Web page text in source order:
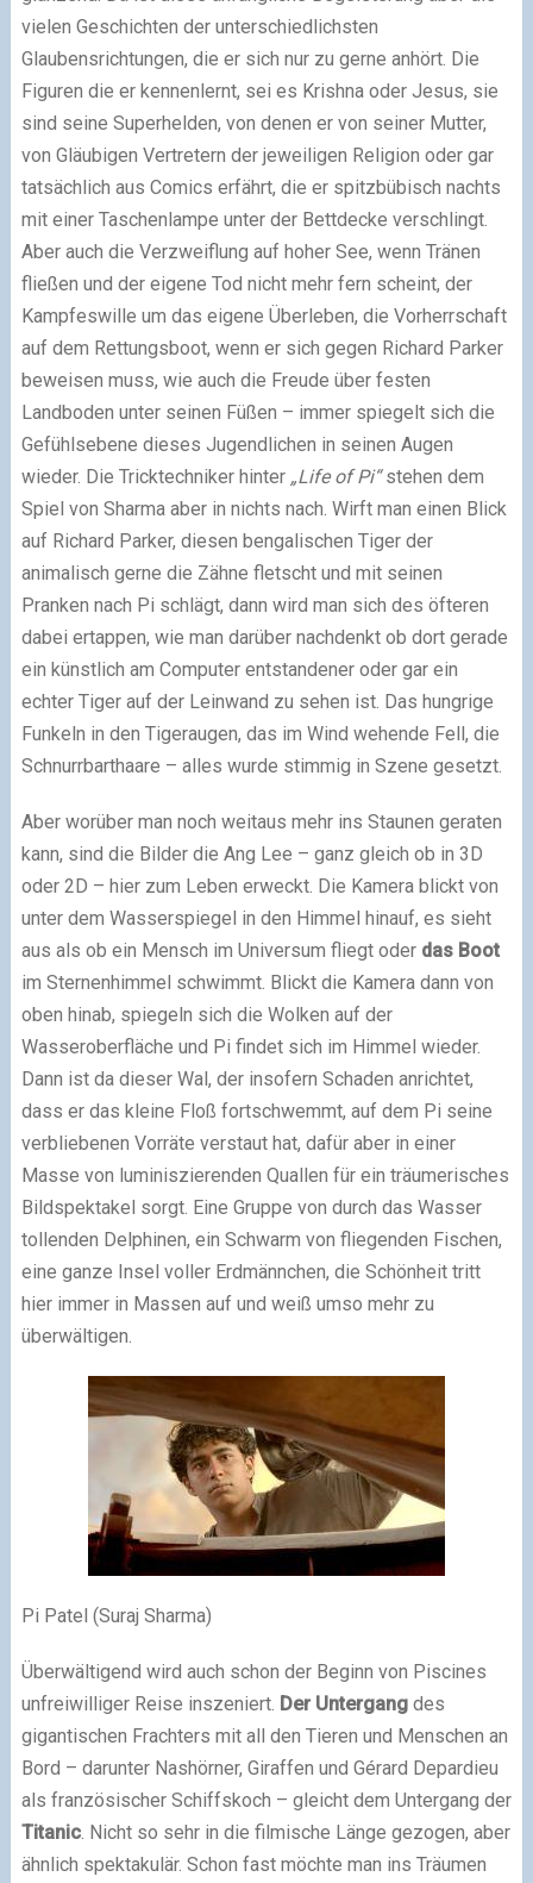
vielen Geschichten der unterschiedlichsten
Glaubensrichtungen, die er sich nur zu gerne anhört. Die
Figuren die er kennenlernt, sei es Krishna oder Jesus, sie
sind seine Superhelden, von denen er von seiner Mutter,
von Gläubigen Vertretern der jeweiligen Religion oder gar
tatsächlich aus Comics erfährt, die er spitzbübisch nachts
mit einer Taschenlampe unter der Bettdecke verschlingt.
Aber auch die Verzweiflung auf hoher See, wenn Tränen
fließen und der eigene Tod nicht mehr fern scheint, der
Kampfeswille um das eigene Überleben, die Vorherrschaft
auf dem Rettungsboot, wenn er sich gegen Richard Parker
beweisen muss, wie auch die Freude über festen
Landboden unter seinen Füßen – immer spiegelt sich die
Gefühlsebene dieses Jugendlichen in seinen Augen
wieder. Die Tricktechniker hinter „Life of Pi“stehen dem
Spiel von Sharma aber in nichts nach. Wirft man einen Blick
auf Richard Parker, diesen bengalischen Tiger der
animalisch gerne die Zähne fletscht und mit seinen
Pranken nach Pi schlägt, dann wird man sich des öfteren
dabei ertappen, wie man darüber nachdenkt ob dort gerade
ein künstlich am Computer entstandener oder gar ein
echter Tiger auf der Leinwand zu sehen ist. Das hungrige
Funkeln in den Tigeraugen, das im Wind wehende Fell, die
Schnurrbarthaare – alles wurde stimmig in Szene gesetzt.
Aber worüber man noch weitaus mehr ins Staunen geraten
kann, sind die Bilder die Ang Lee – ganz gleich ob in 3D
oder 2D – hier zum Leben erweckt. Die Kamera blickt von
unter dem Wasserspiegel in den Himmel hinauf, es sieht
aus als ob ein Mensch im Universum fliegt oder das Boot
im Sternenhimmel schwimmt. Blickt die Kamera dann von
oben hinab, spiegeln sich die Wolken auf der
Wasseroberfläche und Pi findet sich im Himmel wieder.
Dann ist da dieser Wal, der insofern Schaden anrichtet,
dass er das kleine Floß fortschwemmt, auf dem Pi seine
verbliebenen Vorräte verstaut hat, dafür aber in einer
Masse von luminiszierenden Quallen für ein träumerisches
Bildspektakel sorgt. Eine Gruppe von durch das Wasser
tollenden Delphinen, ein Schwarm von fliegenden Fischen,
eine ganze Insel voller Erdmännchen, die Schönheit tritt
hier immer in Massen auf und weiß umso mehr zu
überwältigen.
Pi Patel (Suraj Sharma)
Überwältigend wird auch schon der Beginn von Piscines
unfreiwilliger Reise inszeniert. Der Untergangdes
gigantischen Frachters mit all den Tieren und Menschen an
Bord – darunter Nashörner, Giraffen und Gérard Depardieu
als französischer Schiffskoch – gleicht dem Untergang der
Titanic. Nicht so sehr in die filmische Länge gezogen, aber
ähnlich spektakulär. Schon fast möchte man ins Träumen